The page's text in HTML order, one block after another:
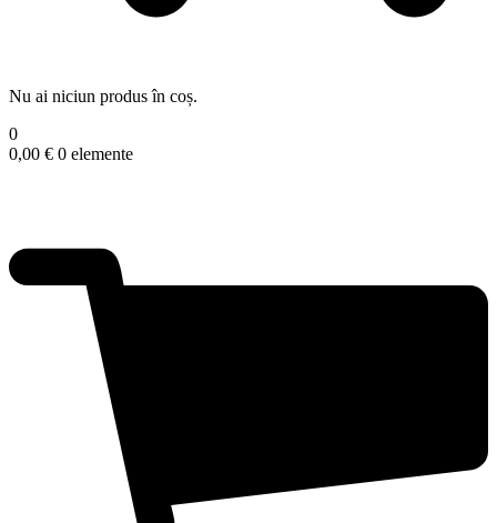
Nu ai niciun produs în coș.
0
0,00 € 0 elemente